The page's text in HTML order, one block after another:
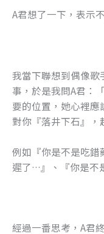
A君想了一下，表示
我當下聯想到偶像歌
事，於是我問A君：
要的位置，她心裡
對你『落井下石』，
例如『你是不是吃
遲了…』、『你是不
經過一番思考，A君